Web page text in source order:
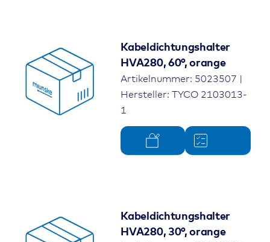
Kabeldichtungshalter
HVA280, 60°, orange
Artikelnummer: 5023507 |
Hersteller: TYCO 2103013-
1
Kabeldichtungshalter
HVA280, 30°, orange